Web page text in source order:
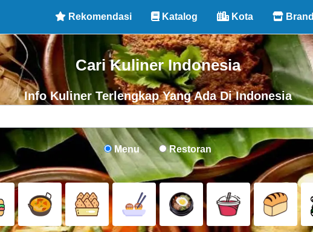
Rekomendasi Katalog Kota Brand
Cari Kuliner Indonesia
Info Kuliner Terlengkap Yang Ada Di Indonesia
Menu Restoran